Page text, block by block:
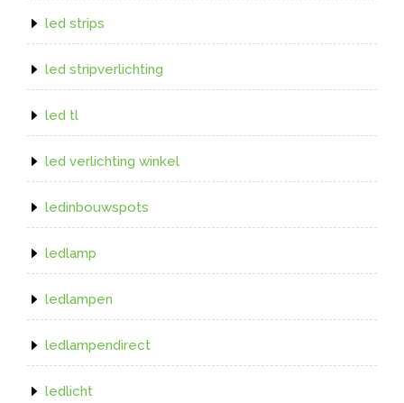
led strips
led stripverlichting
led tl
led verlichting winkel
ledinbouwspots
ledlamp
ledlampen
ledlampendirect
ledlicht